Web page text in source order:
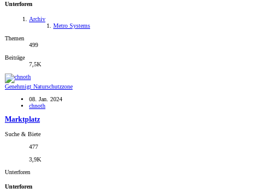
Unterforen
Archiv
Metro Systems
Themen
499
Beiträge
7,5K
Genehmigt Naturschutzzone
08. Jan. 2024
chnoth
Marktplatz
Suche & Biete
477
3,9K
Unterforen
Unterforen